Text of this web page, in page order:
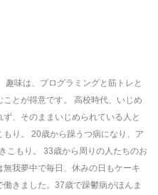
趣味は、プログラミングと筋トレと
とが得意です。 高校時代、いじめ
、そのままいじめられている人と
り。 20歳から躁うつ病になり、ア
こもり。 33歳から周りの人たちのお
我夢中で毎日、休みの日もケーキ
きました。37歳で躁鬱病がほんま